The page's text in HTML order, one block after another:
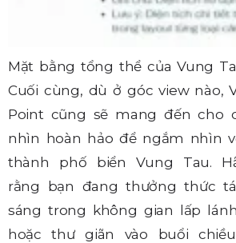
Mặt bằng tổng thể của Vung
Cuối cùng, dù ở góc view nào,
Point cũng sẽ mang đến cho
nhìn hoàn hảo để ngắm nhìn
thành phố biển Vung Tau.
rằng bạn đang thưởng thức
sáng trong không gian lấp
hoặc thư giãn vào buổi